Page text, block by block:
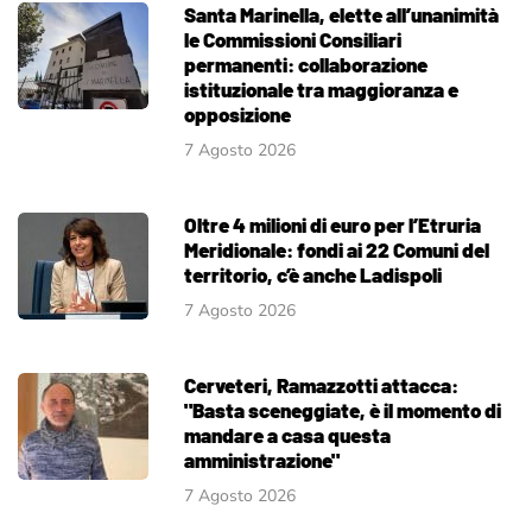
Santa Marinella, elette all’unanimità
le Commissioni Consiliari
permanenti: collaborazione
istituzionale tra maggioranza e
opposizione
7 Agosto 2026
Oltre 4 milioni di euro per l’Etruria
Meridionale: fondi ai 22 Comuni del
territorio, c’è anche Ladispoli
7 Agosto 2026
Cerveteri, Ramazzotti attacca:
"Basta sceneggiate, è il momento di
mandare a casa questa
amministrazione"
7 Agosto 2026